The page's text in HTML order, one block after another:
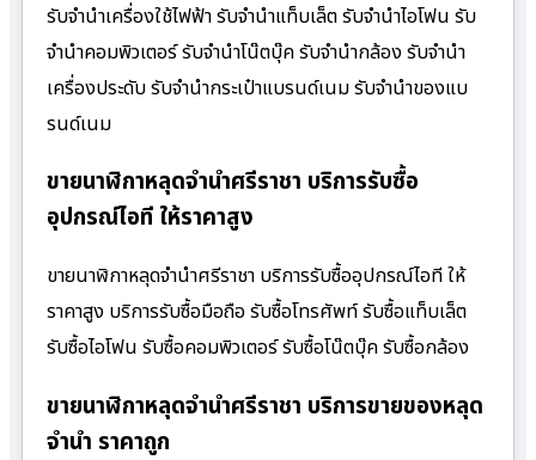
รับจำนำเครื่องใช้ไฟฟ้า รับจำนำแท็บเล็ต รับจำนำไอโฟน รับ
จำนำคอมพิวเตอร์ รับจำนำโน๊ตบุ๊ค รับจำนำกล้อง รับจำนำ
เครื่องประดับ รับจำนำกระเป๋าแบรนด์เนม รับจำนำของแบ
รนด์เนม
ขายนาฬิกาหลุดจำนำศรีราชา บริการรับซื้อ
อุปกรณ์ไอที ให้ราคาสูง
ขายนาฬิกาหลุดจำนำศรีราชา บริการรับซื้ออุปกรณ์ไอที ให้
ราคาสูง บริการรับซื้อมือถือ รับซื้อโทรศัพท์ รับซื้อแท็บเล็ต
รับซื้อไอโฟน รับซื้อคอมพิวเตอร์ รับซื้อโน๊ตบุ๊ค รับซื้อกล้อง
ขายนาฬิกาหลุดจำนำศรีราชา บริการขายของหลุด
จำนำ ราคาถูก